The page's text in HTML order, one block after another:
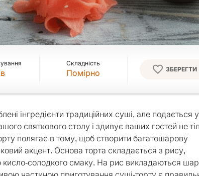
Складність
Помірно ЗБЕРЕГТИ
інгредієнти традиційних суші, але подається у
святкового столу і здивує ваших гостей не
полягає в тому, щоб створити багатошарову
акцент. Основа торта складається з рису,
солодкого смаку. На рис викладаються